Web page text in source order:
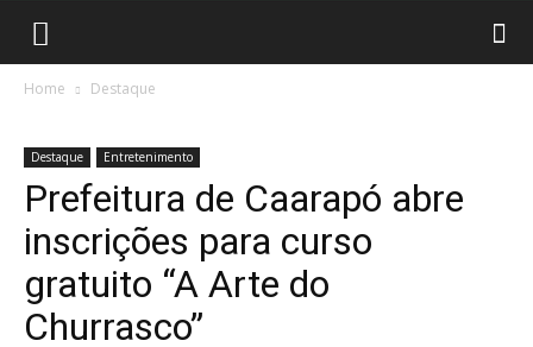
Home Destaque
Destaque Entretenimento
Prefeitura de Caarapó abre
inscrições para curso
gratuito “A Arte do
Churrasco”